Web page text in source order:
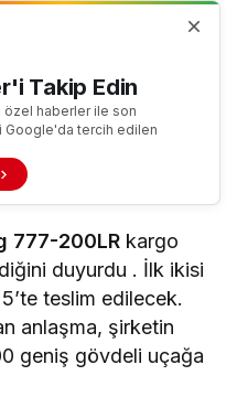
Takip Edin
özel haberler ile son
Google'da tercih edilen
777-200LR kargo
duyurdu . İlk ikisi
teslim edilecek.
anlaşma, şirketin
geniş gövdeli uçağa